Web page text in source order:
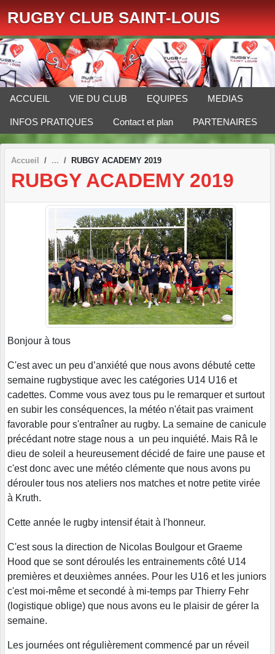
RUGBY CLUB SAINT-LOUIS
ACCUEIL VIE DU CLUB EQUIPES MEDIAS
INFOS PRATIQUES Contact et plan PARTENAIRES
Accueil RUBGY ACADEMY 2019
RUBGY ACADEMY 2019
Bonjour à tous
C'est avec un peu d’anxiété que nous avons débuté cette
semaine rugbystique avec les catégories U14 U16 et
cadettes. Comme vous avez tous pu le remarquer et surtout
en subir les conséquences, la météo n'était pas vraiment
favorable pour s'entraîner au rugby. La semaine de canicule
précédant notre stage nous a un peu inquiété. Mais Râ le
dieu de soleil a heureusement décidé de faire une pause et
c'est donc avec une météo clémente que nous avons pu
dérouler tous nos ateliers nos matches et notre petite virée
à Kruth.
Cette année le rugby intensif était à l'honneur.
C'est sous la direction de Nicolas Boulgour et Graeme
Hood que se sont déroulés les entrainements côté U14
premières et deuxièmes années. Pour les U16 et les juniors
c'est moi-même et secondé à mi-temps par Thierry Fehr
(logistique oblige) que nous avons eu le plaisir de gérer la
semaine.
Les journées ont régulièrement commencé par un réveil